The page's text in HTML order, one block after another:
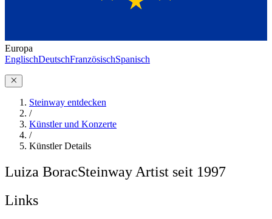
Europa
EnglischDeutschFranzösischSpanisch
Steinway entdecken
/
Künstler und Konzerte
/
Künstler Details
Luiza BoracSteinway Artist seit 1997
Links